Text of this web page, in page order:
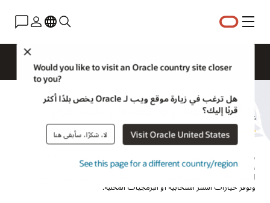
القائمة
Would you like to visit an Oracle country site closer
to you?
هل ترغب في زيارة موقع ويب لـ Oracle يخص بلدًا أكثر
قربًا إليك؟
Visit Oracle United States لا، شكرًا، سأبقى هنا
See this page for a different country/region
إدارة الأعمال والأصول للمرافق
زيادة كفاءات الصيانة والتنبؤ بالمشكلات ومنع حدوثها وتمديد عمر الأصول
وخفض التكاليف عبر جميع الأصول. تدعم إدارة الأعمال والأصول دورة حياة
الأصول الكاملة، وتسريع العمل باستخدام التمثيلات المرئية سهلة الاستخدام،
وتوفر خيارات النشر السحابية أو البرمجيات المحلية.